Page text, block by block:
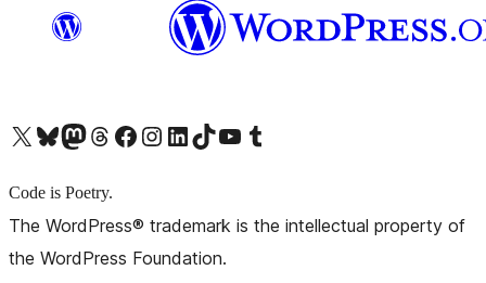
X (旧 Twitter) アカウントへBluesky アカウントへMastodon アカウントへThreads アカウントへ Facebook ページへInstagram アカウントへ LinkedIn アカウントへTikTok アカウントへYouTube チャンネルへ Tumblr アカウントへ
Code is Poetry.
The WordPress® trademark is the intellectual property of
the WordPress Foundation.